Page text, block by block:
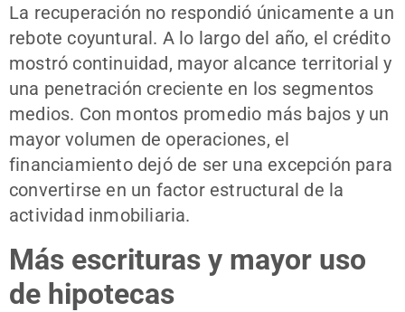
La recuperación no respondió únicamente a un
rebote coyuntural. A lo largo del año, el crédito
mostró continuidad, mayor alcance territorial y
una penetración creciente en los segmentos
medios. Con montos promedio más bajos y un
mayor volumen de operaciones, el
financiamiento dejó de ser una excepción para
convertirse en un factor estructural de la
actividad inmobiliaria.
Más escrituras y mayor uso
de hipotecas